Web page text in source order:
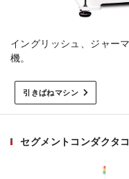
イングリッシュ、ジャー
機。
引きばねマシン
セグメントコンダクタ